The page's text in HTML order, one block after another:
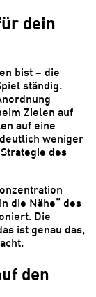
dein
bist – die
ständig.
Zielen auf
auf eine
weniger
des
die Nähe“ des
Die
ist genau das,
den